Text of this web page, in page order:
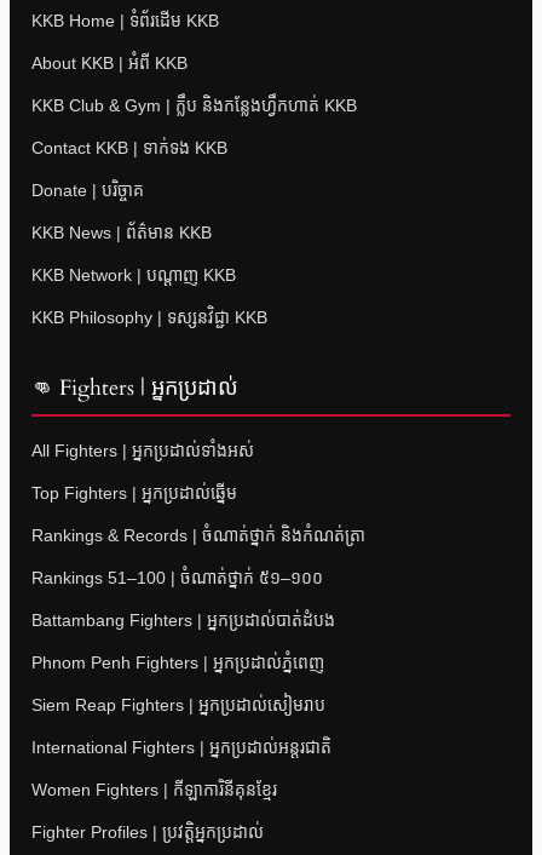
KKB Home | ទំព័រដើម KKB
About KKB | អំពី KKB
KKB Club & Gym | ក្លឹប និងកន្លែងហ្វឹកហាត់ KKB
Contact KKB | ទាក់ទង KKB
Donate | បរិច្ចាគ
KKB News | ព័ត៌មាន KKB
KKB Network | បណ្តាញ KKB
KKB Philosophy | ទស្សនវិជ្ជា KKB
👊 Fighters | អ្នកប្រដាល់
All Fighters | អ្នកប្រដាល់ទាំងអស់
Top Fighters | អ្នកប្រដាល់ឆ្នើម
Rankings & Records | ចំណាត់ថ្នាក់ និងកំណត់ត្រា
Rankings 51–100 | ចំណាត់ថ្នាក់ ៥១–១០០
Battambang Fighters | អ្នកប្រដាល់បាត់ដំបង
Phnom Penh Fighters | អ្នកប្រដាល់ភ្នំពេញ
Siem Reap Fighters | អ្នកប្រដាល់សៀមរាប
International Fighters | អ្នកប្រដាល់អន្តរជាតិ
Women Fighters | កីឡាការិនីគុនខ្មែរ
Fighter Profiles | ប្រវត្តិអ្នកប្រដាល់